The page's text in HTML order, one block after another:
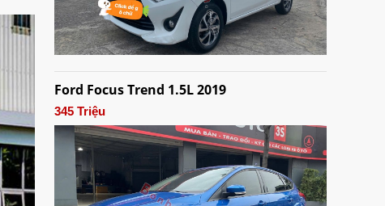
Ford Focus Trend 1.5L 2019
345 Triệu